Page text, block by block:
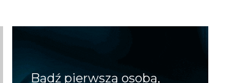
Bądź pierwszą osobą,